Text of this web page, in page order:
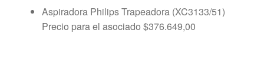
Aspiradora Philips Trapeadora (XC3133/51)
Precio para el asociado $376.649,00